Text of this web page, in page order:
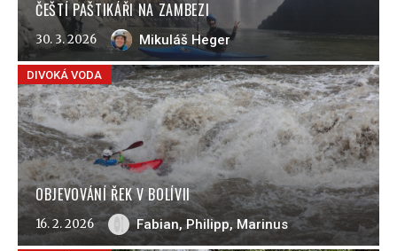
ČEŠTÍ PAŠTIKÁŘI NA ZAMBEZI
30. 3. 2026 Mikuláš Heger
DIVOKÁ VODA
OBJEVOVÁNÍ ŘEK V BOLÍVII
16. 2. 2026 Fabian, Philipp, Marinus